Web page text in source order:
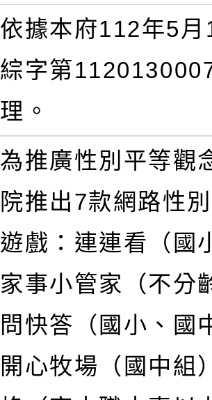
依據本府112年5
綜字第
理。
為推廣性別平等觀
院推出7款網路性
遊戲：連連看（國
家事小管家（不分
問快答（國小、國
開心牧場（國中組